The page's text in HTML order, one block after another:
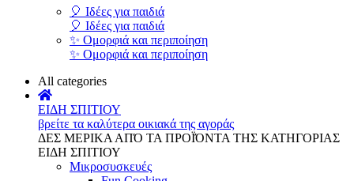
🎈 Ιδέες για παιδιά
🎈 Ιδέες για παιδιά
✨ Ομορφιά και περιποίηση
✨ Ομορφιά και περιποίηση
All categories
ΕΙΔΗ ΣΠΙΤΙΟΥ
βρείτε τα καλύτερα οικιακά της αγοράς
ΔΕΣ ΜΕΡΙΚΑ ΑΠΌ ΤΑ ΠΡΟΪΌΝΤΑ ΤΗΣ ΚΑΤΗΓΟΡΙΑΣ
ΕΙΔΗ ΣΠΙΤΙΟΥ
Μικροσυσκευές